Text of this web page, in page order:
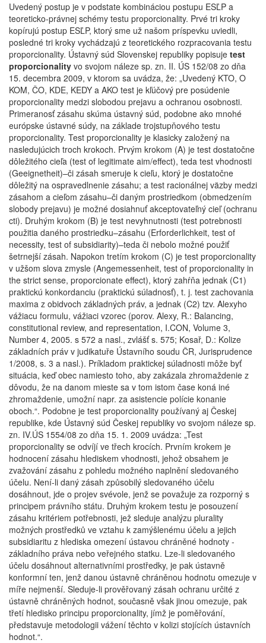
Uvedený postup je v podstate kombináciou postupu ESĽP a
teoreticko-právnej schémy testu proporcionality. Prvé tri kroky
kopírujú postup ESĽP, ktorý sme už našom príspevku uviedli,
posledné tri kroky vychádzajú z teoretického rozpracovania testu
proporcionality. Ústavný súd Slovenskej republiky popisuje test
proporcionality vo svojom náleze sp. zn. II. ÚS 152/08 zo dňa
15. decembra 2009, v ktorom sa uvádza, že: „Uvedený KTO, O
KOM, ČO, KDE, KEDY a AKO test je kľúčový pre posúdenie
proporcionality medzi slobodou prejavu a ochranou osobnosti.
Primeranosť zásahu skúma ústavný súd, podobne ako mnohé
európske ústavné súdy, na základe trojstupňového testu
proporcionality. Test proporcionality je klasicky založený na
nasledujúcich troch krokoch. Prvým krokom (A) je test dostatočne
dôležitého cieľa (test of legitimate aim/effect), teda test vhodnosti
(Geeignetheit)–či zásah smeruje k cieľu, ktorý je dostatočne
dôležitý na ospravedlnenie zásahu; a test racionálnej väzby medzi
zásahom a cieľom zásahu–či daným prostriedkom (obmedzením
slobody prejavu) je možné dosiahnuť akceptovateľný cieľ (ochranu
cti). Druhým krokom (B) je test nevyhnutnosti (test potrebnosti
použitia daného prostriedku–zásahu (Erforderlichkeit, test of
necessity, test of subsidiarity)–teda či nebolo možné použiť
šetrnejší zásah. Napokon tretím krokom (C) je test proporcionality
v užšom slova zmysle (Angemessenheit, test of proporcionality in
the strict sense, proporcionate effect), ktorý zahŕňa jednak (C1)
praktickú konkordanciu (praktickú súladnosť), t. j. test zachovania
maxima z obidvoch základných práv, a jednak (C2) tzv. Alexyho
vážiacu formulu, vážiaci vzorec (porov. Alexy, R.: Balancing,
constitutional review, and representation, I.CON, Volume 3,
Number 4, 2005. s 572 a nasl., zvlášť s. 575; Kosař, D.: Kolize
základních práv v judikatuře Ústavního soudu ČR, Jurisprudence
1/2008, s. 3 a nasl.). Príkladom praktickej súladnosti môže byť
situácia, keď obec namiesto toho, aby zakázala zhromaždenie z
dôvodu, že na danom mieste sa v tom istom čase koná iné
zhromaždenie, umožní napr. za asistencie polície konanie
oboch.“. Podobne je test proporcionality používaný aj Českej
republike, kde Ústavný súd Českej republiky vo svojom náleze sp.
zn. IV.ÚS 1554/08 zo dňa 15. 1. 2009 uvádza: „Test
proporcionality se odvíjí ve třech krocích. Prvním krokem je
hodnocení zásahu hlediskem vhodnosti, jehož obsahem je
zvažování zásahu z pohledu možného naplnění sledovaného
účelu. Není-li daný zásah způsobilý sledovaného účelu
dosáhnout, jde o projev svévole, jenž se považuje za rozporný s
principem právního státu. Druhým krokem testu je posouzení
zásahu kritériem potřebnosti, jež sleduje analýzu plurality
možných prostředků ve vztahu k zamýšlenému účelu a jejich
subsidiaritu z hlediska omezení ústavou chráněné hodnoty -
základního práva nebo veřejného statku. Lze-li sledovaného
účelu dosáhnout alternativními prostředky, je pak ústavně
konformní ten, jenž danou ústavně chráněnou hodnotu omezuje v
míře nejmenší. Sleduje-li prověřovaný zásah ochranu určité z
ústavně chráněných hodnot, současně však jinou omezuje, pak
třetí hledisko principu proporcionality, jímž je poměřování,
představuje metodologii vážení těchto v kolizi stojících ústavních
hodnot.“.